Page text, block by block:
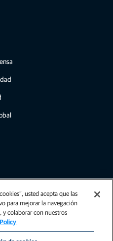
novedades y noticias
el sector, comunicados de
usted acepta que las
para mejorar la navegación
y colaborar con nuestros